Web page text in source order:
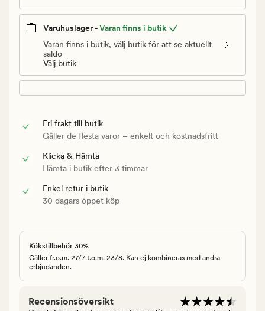
Varuhuslager -Varan finns i butik
Varan finns i butik, välj butik för att se aktuellt
saldo
Välj butik
Fri frakt till butik
Gäller de flesta varor – enkelt och kostnadsfritt
Klicka & Hämta
Hämta i butik efter 3 timmar
Enkel retur i butik
30 dagars öppet köp
Kökstillbehör 30%
Gäller fr.o.m. 27/7 t.o.m. 23/8. Kan ej kombineras med andra
erbjudanden.
Recensionsöversikt